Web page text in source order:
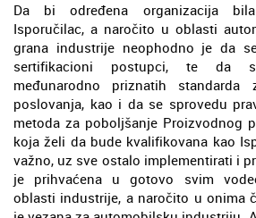
Da bi određena organizacija
Isporučilac, a naročito u oblasti
grana industrije neophodno je da
sertifikacioni postupci, te da
međunarodno priznatih standarda
poslovanja, kao i da se sprovedu
metoda za poboljšanje Proizvodnog
koja želi da bude kvalifikovana kao
važno, uz sve ostalo implementirati i
je prihvaćena u gotovo svim
oblasti industrije, a naročito u onima